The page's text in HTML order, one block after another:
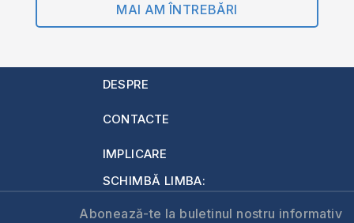
MAI AM ÎNTREBĂRI
DESPRE
CONTACTE
IMPLICARE
SCHIMBĂ LIMBA:
Abonează-te la buletinul nostru informativ